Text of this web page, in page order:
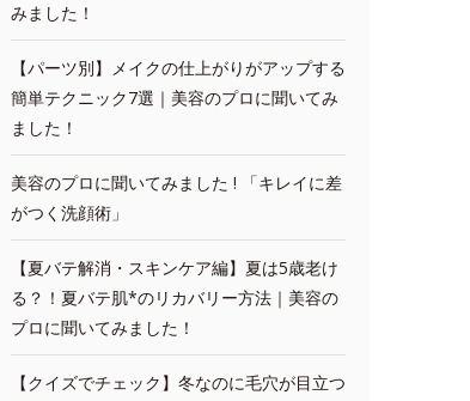
みました！
【パーツ別】メイクの仕上がりがアップする
簡単テクニック7選｜美容のプロに聞いてみ
ました！
美容のプロに聞いてみました ! 「キレイに差
がつく洗顔術」
【夏バテ解消・スキンケア編】夏は5歳老け
る？！夏バテ肌*のリカバリー方法｜美容の
プロに聞いてみました！
【クイズでチェック】冬なのに毛穴が目立つ